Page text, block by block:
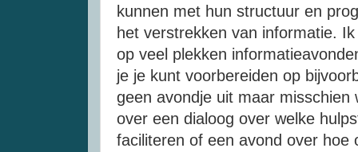
kunnen met hun structuur en
het verstrekken van informatie.
op veel plekken
je je kunt voorbereiden op
geen avondje uit maar
over een dialoog over welke
faciliteren of een avond over hoe